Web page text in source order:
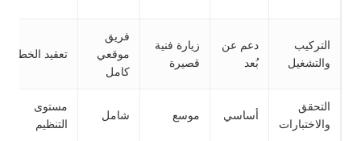
التركيب
والتشغيل
دعم عن
بُعد
زيارة فنية
قصيرة
فريق
موقعي
كامل
تعقيد الخط
التحقق
والاختبارات
أساسي موسع شامل
مستوى
التنظيم